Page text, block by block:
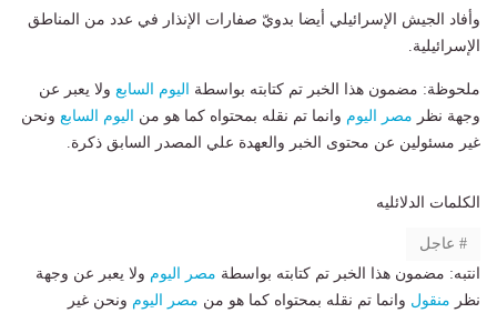
وأفاد الجيش الإسرائيلي أيضا بدويّ صفارات الإنذار في عدد من المناطق
الإسرائيلية.
ملحوظة: مضمون هذا الخبر تم كتابته بواسطة اليوم السابع ولا يعبر عن
وجهة نظر مصر اليوم وانما تم نقله بمحتواه كما هو من اليوم السابع ونحن
غير مسئولين عن محتوى الخبر والعهدة علي المصدر السابق ذكرة.
الكلمات الدلائليه
عاجل
انتبه: مضمون هذا الخبر تم كتابته بواسطة مصر اليوم ولا يعبر عن وجهة
نظر منقول وانما تم نقله بمحتواه كما هو من مصر اليوم ونحن غير